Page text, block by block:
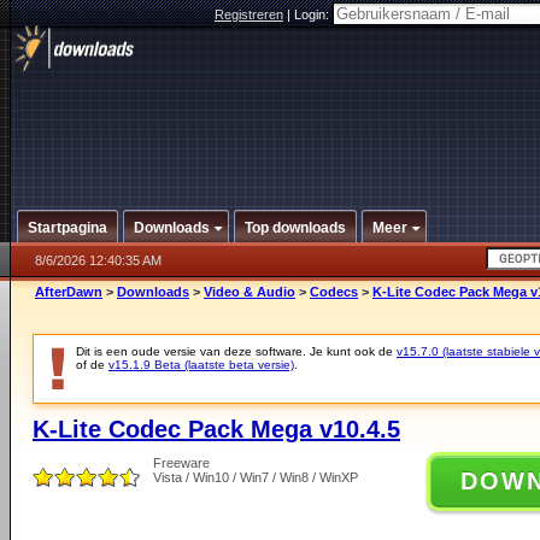
Registreren|Login:
Startpagina Downloads Top downloads Meer
8/6/2026 12:40:35 AM
AfterDawn > Downloads > Video & Audio > Codecs > K-Lite Codec Pack Mega
Dit is een oude versie van deze software. Je kunt ook de v15.7.0 (laatste stabiele
of de v15.1.9 Beta (laatste beta versie)
K-Lite Codec Pack Mega v10.4.5
Freeware
Vista / Win10 / Win7 / Win8 / WinXP